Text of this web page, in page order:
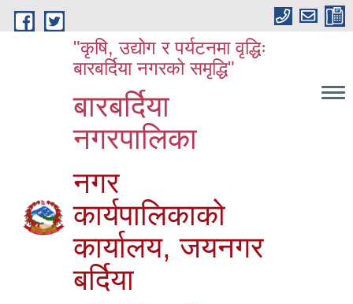
Skip to main content
"कृषि, उद्योग र पर्यटनमा वृद्धिः
बारबर्दिया नगरको समृद्धि"
बारबर्दिया
नगरपालिका
नगर
कार्यपालिकाको
कार्यालय, जयनगर
बर्दिया